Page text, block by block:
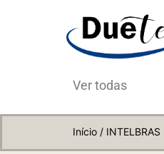
Ver todas
Início /